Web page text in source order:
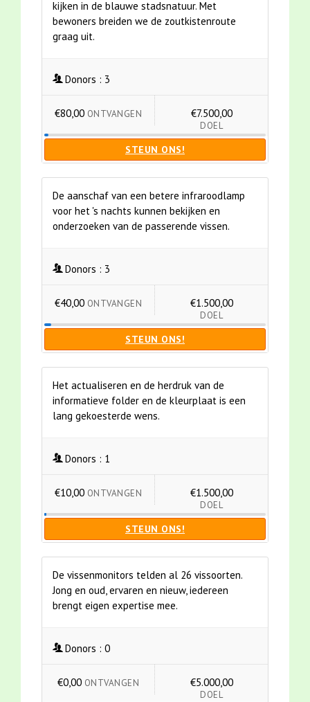
kijken in de blauwe stadsnatuur. Met
bewoners breiden we de zoutkistenroute
graag uit.
Donors : 3
€80,00 ONTVANGEN €7.500,00
DOEL
STEUN ONS!
De aanschaf van een betere infraroodlamp
voor het 's nachts kunnen bekijken en
onderzoeken van de passerende vissen.
Donors : 3
€40,00 ONTVANGEN €1.500,00
DOEL
STEUN ONS!
Het actualiseren en de herdruk van de
informatieve folder en de kleurplaat is een
lang gekoesterde wens.
Donors : 1
€10,00 ONTVANGEN €1.500,00
DOEL
STEUN ONS!
De vissenmonitors telden al 26 vissoorten.
Jong en oud, ervaren en nieuw, iedereen
brengt eigen expertise mee.
Donors : 0
€0,00 ONTVANGEN €5.000,00
DOEL